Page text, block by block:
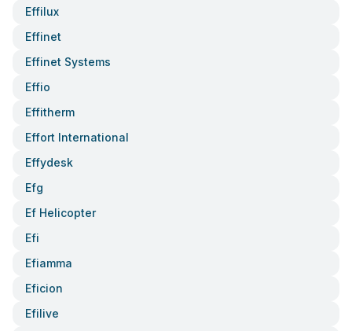
Effilux
Effinet
Effinet Systems
Effio
Effitherm
Effort International
Effydesk
Efg
Ef Helicopter
Efi
Efiamma
Eficion
Efilive